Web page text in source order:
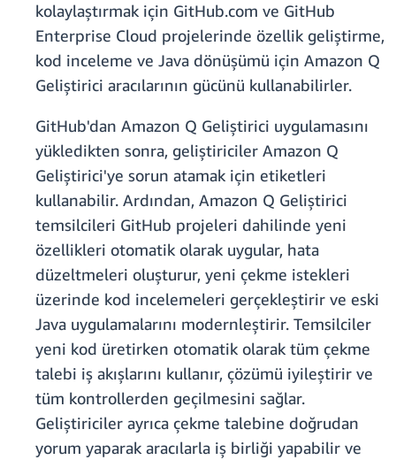
kolaylaştırmak için GitHub.com ve GitHub
Enterprise Cloud projelerinde özellik geliştirme,
kod inceleme ve Java dönüşümü için Amazon Q
Geliştirici aracılarının gücünü kullanabilirler.
GitHub'dan Amazon Q Geliştirici uygulamasını
yükledikten sonra, geliştiriciler Amazon Q
Geliştirici'ye sorun atamak için etiketleri
kullanabilir. Ardından, Amazon Q Geliştirici
temsilcileri GitHub projeleri dahilinde yeni
özellikleri otomatik olarak uygular, hata
düzeltmeleri oluşturur, yeni çekme istekleri
üzerinde kod incelemeleri gerçekleştirir ve eski
Java uygulamalarını modernleştirir. Temsilciler
yeni kod üretirken otomatik olarak tüm çekme
talebi iş akışlarını kullanır, çözümü iyileştirir ve
tüm kontrollerden geçilmesini sağlar.
Geliştiriciler ayrıca çekme talebine doğrudan
yorum yaparak aracılarla iş birliği yapabilir ve